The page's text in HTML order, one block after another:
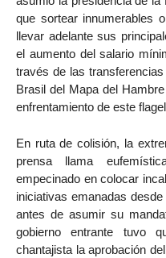
que sortear innumerables
llevar adelante sus
el aumento del salario
través de las
Brasil del Mapa del
enfrentamiento de este
En ruta de colisión, la
prensa llama
empecinado en colocar
iniciativas emanadas
antes de asumir su
gobierno entrante tuvo
chantajista la aprobación